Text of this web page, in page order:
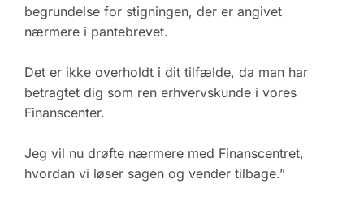
begrundelse for stigningen, der er angivet
nærmere i pantebrevet.
Det er ikke overholdt i dit tilfælde, da man har
betragtet dig som ren erhvervskunde i vores
Finanscenter.
Jeg vil nu drøfte nærmere med Finanscentret,
hvordan vi løser sagen og vender tilbage.”